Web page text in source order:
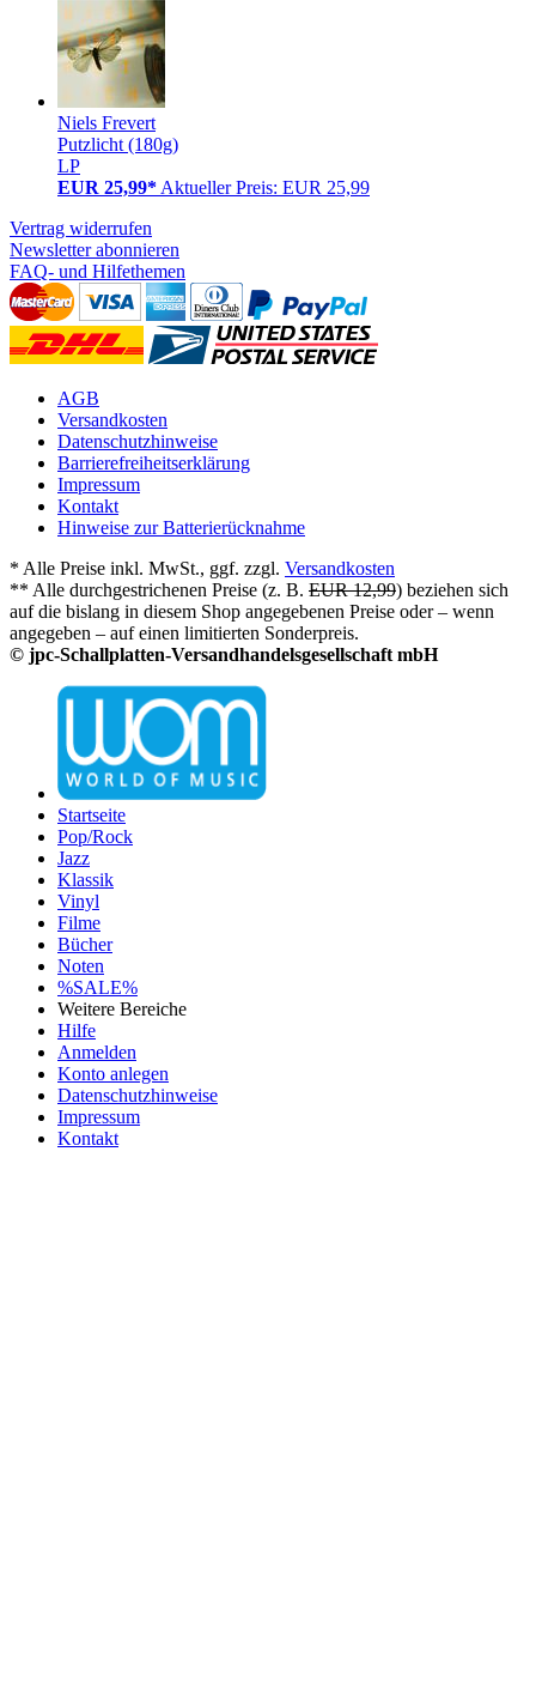
Niels Frevert
Putzlicht (180g)
LP
EUR 25,99* Aktueller Preis: EUR 25,99
Vertrag widerrufen
Newsletter abonnieren
FAQ- und Hilfethemen
AGB
Versandkosten
Datenschutzhinweise
Barrierefreiheitserklärung
Impressum
Kontakt
Hinweise zur Batterierücknahme
* Alle Preise inkl. MwSt., ggf. zzgl. Versandkosten
** Alle durchgestrichenen Preise (z. B. EUR 12,99) beziehen sich
auf die bislang in diesem Shop angegebenen Preise oder – wenn
angegeben – auf einen limitierten Sonderpreis.
© jpc-Schallplatten-Versandhandelsgesellschaft mbH
Startseite
Pop/Rock
Jazz
Klassik
Vinyl
Filme
Bücher
Noten
%SALE%
Weitere Bereiche
Hilfe
Anmelden
Konto anlegen
Datenschutzhinweise
Impressum
Kontakt